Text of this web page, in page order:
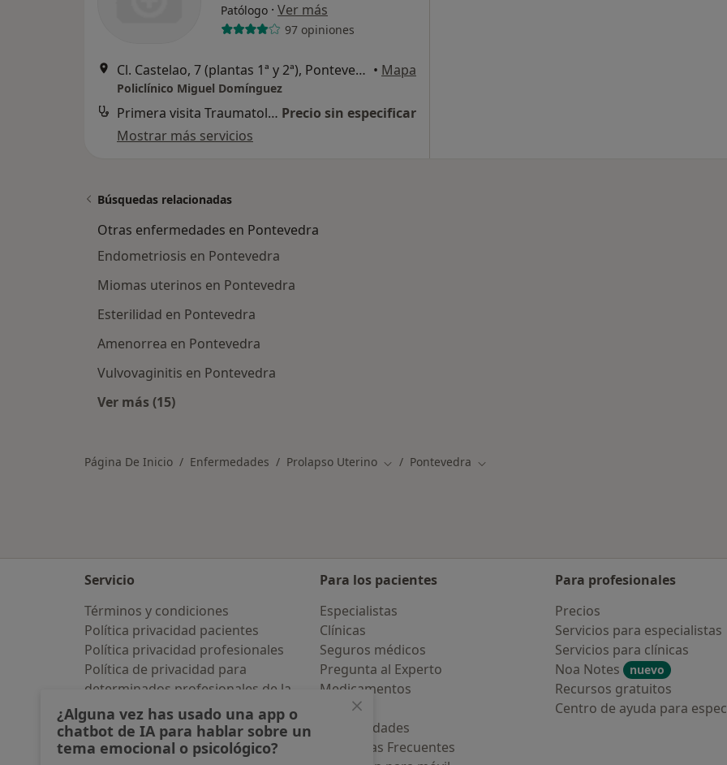
Patólogo · Ver más
97 opiniones
Cl. Castelao, 7 (plantas 1ª y 2ª), Pontevedra • Mapa
Policlínico Miguel Domínguez
Primera visita Traumatología y Cirugía Ortopédica Precio sin especificar
Mostrar más servicios
Búsquedas relacionadas
Otras enfermedades en Pontevedra
Endometriosis en Pontevedra
Miomas uterinos en Pontevedra
Esterilidad en Pontevedra
Amenorrea en Pontevedra
Vulvovaginitis en Pontevedra
Ver más (15)
Página De Inicio Enfermedades Prolapso Uterino Cambiar de ciudad
Pontevedra Cambiar de ciudad
Servicio
Términos y condiciones
Política privacidad pacientes
Política privacidad profesionales
Política de privacidad para
determinados profesionales de la
salud
Política de cookies
Así organizamos los resultados
Para los pacientes
Especialistas
Clínicas
Seguros médicos
Pregunta al Experto
Medicamentos
Servicios
Enfermedades
Preguntas Frecuentes
Para profesionales
Precios
Servicios para especialistas
Servicios para clínicas
Noa Notes
nuevo
Recursos gratuitos
Centro de ayuda para
¿Alguna vez has usado una app o
chatbot de IA para hablar sobre un
tema emocional o psicológico?